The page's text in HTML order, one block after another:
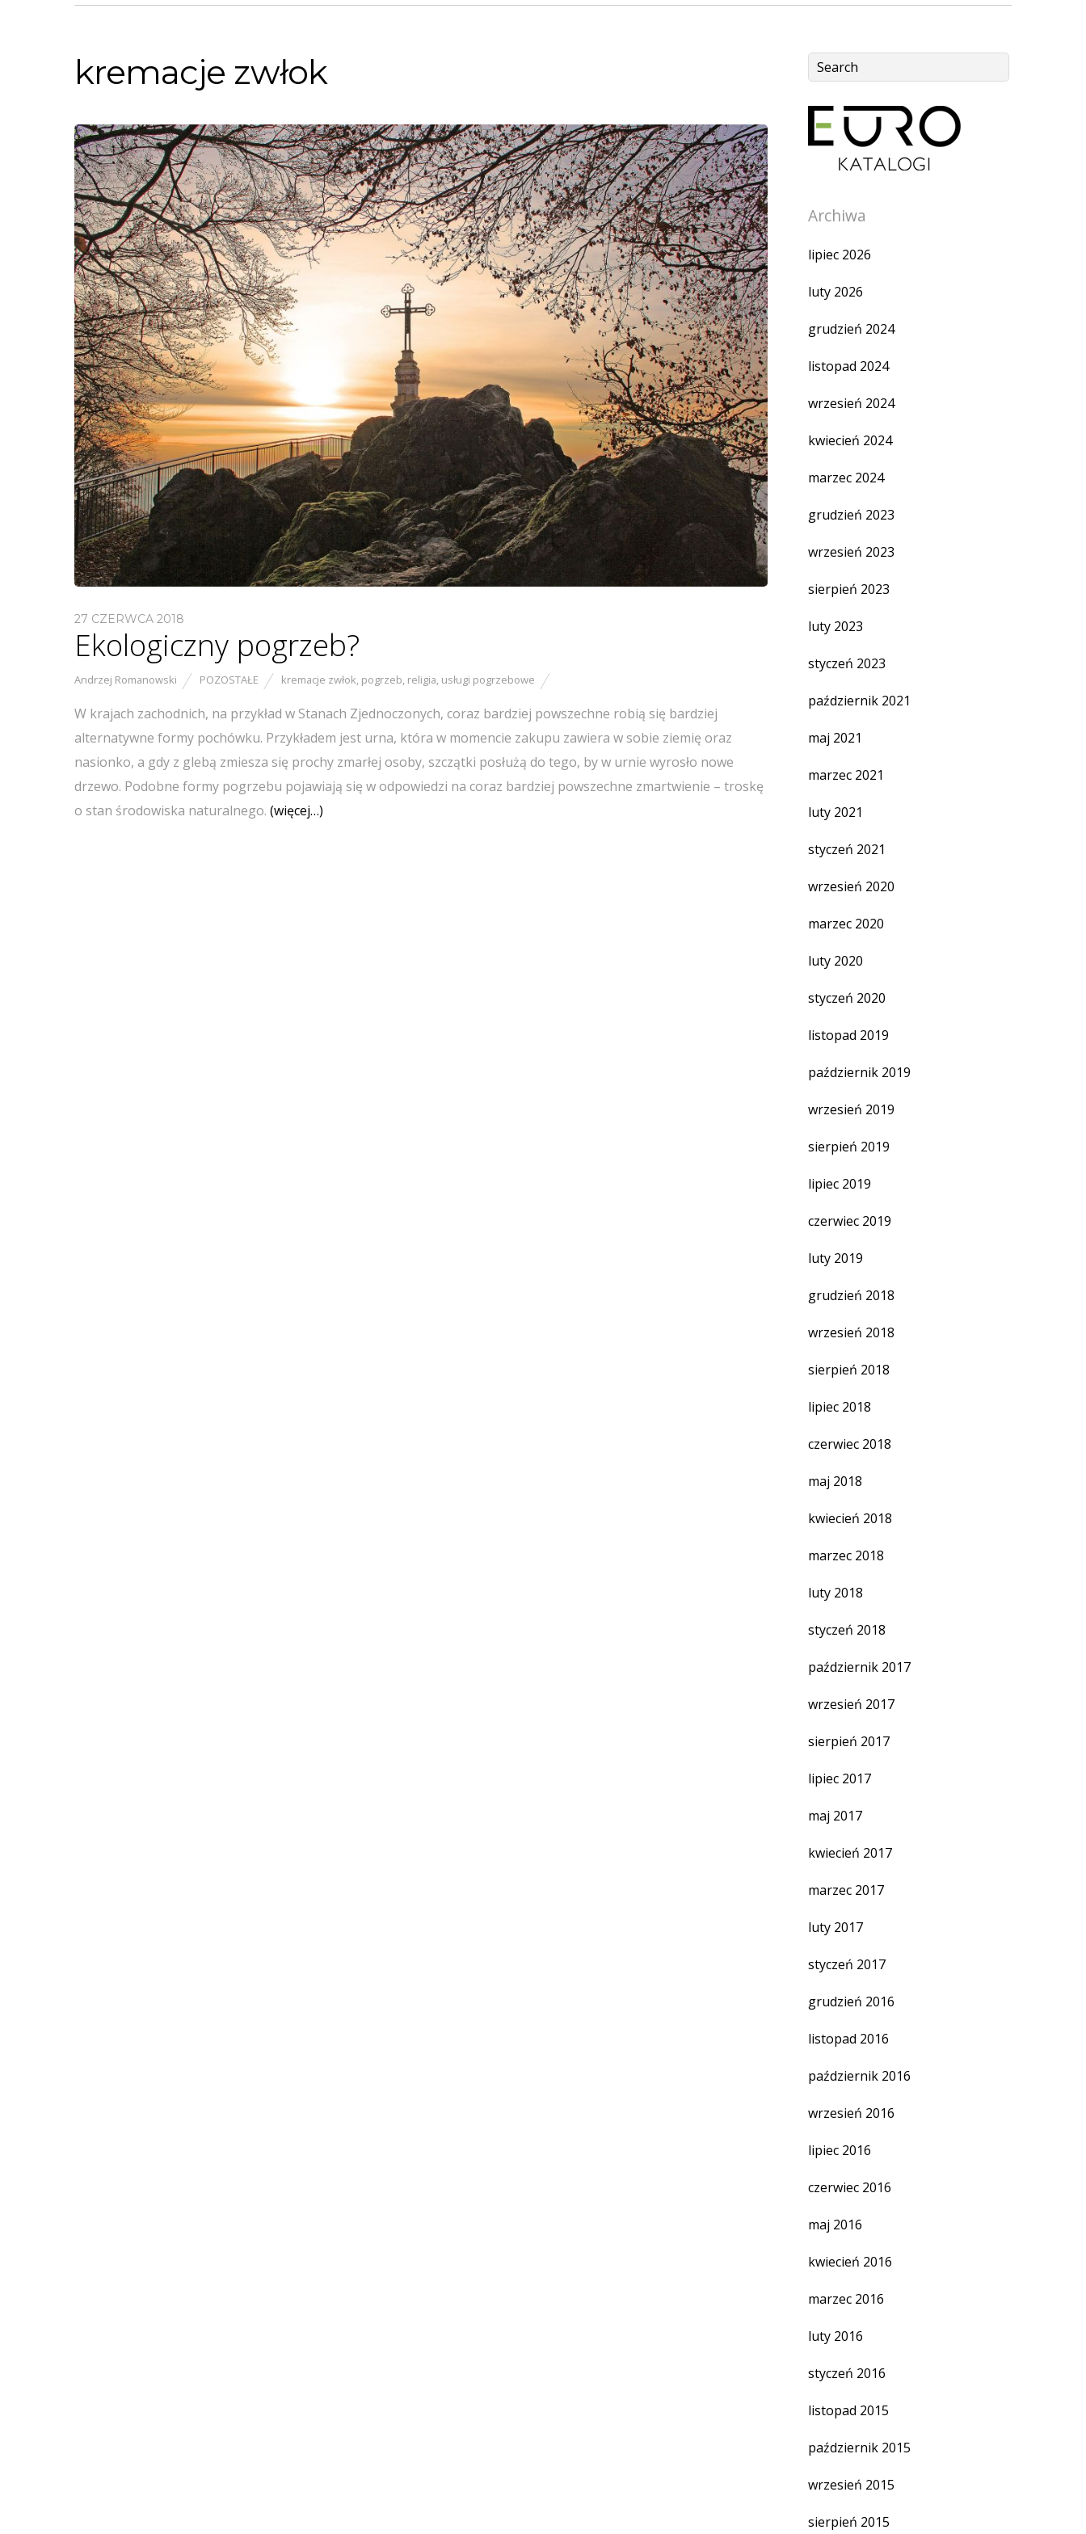
kremacje zwłok
27 CZERWCA 2018
Ekologiczny pogrzeb?
Andrzej Romanowski POZOSTAŁE kremacje zwłok, pogrzeb, religia, usługi pogrzebowe
W krajach zachodnich, na przykład w Stanach Zjednoczonych, coraz bardziej powszechne robią się bardziej
alternatywne formy pochówku. Przykładem jest urna, która w momencie zakupu zawiera w sobie ziemię oraz
nasionko, a gdy z glebą zmiesza się prochy zmarłej osoby, szczątki posłużą do tego, by w urnie wyrosło nowe
drzewo. Podobne formy pogrzebu pojawiają się w odpowiedzi na coraz bardziej powszechne zmartwienie – troskę
o stan środowiska naturalnego. (więcej…)
Archiwa
lipiec 2026
luty 2026
grudzień 2024
listopad 2024
wrzesień 2024
kwiecień 2024
marzec 2024
grudzień 2023
wrzesień 2023
sierpień 2023
luty 2023
styczeń 2023
październik 2021
maj 2021
marzec 2021
luty 2021
styczeń 2021
wrzesień 2020
marzec 2020
luty 2020
styczeń 2020
listopad 2019
październik 2019
wrzesień 2019
sierpień 2019
lipiec 2019
czerwiec 2019
luty 2019
grudzień 2018
wrzesień 2018
sierpień 2018
lipiec 2018
czerwiec 2018
maj 2018
kwiecień 2018
marzec 2018
luty 2018
styczeń 2018
październik 2017
wrzesień 2017
sierpień 2017
lipiec 2017
maj 2017
kwiecień 2017
marzec 2017
luty 2017
styczeń 2017
grudzień 2016
listopad 2016
październik 2016
wrzesień 2016
lipiec 2016
czerwiec 2016
maj 2016
kwiecień 2016
marzec 2016
luty 2016
styczeń 2016
listopad 2015
październik 2015
wrzesień 2015
sierpień 2015